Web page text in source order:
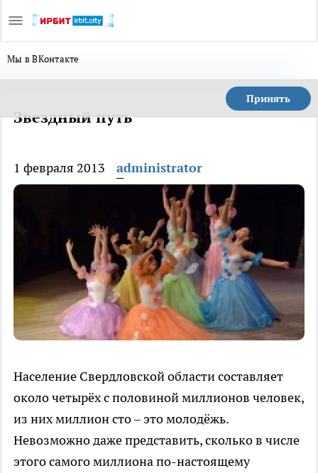
Мы в ВКонтакте
Принять
Звездный путь
1 февраля 2013 administrator
Население Свердловской области составляет
около четырёх с половиной миллионов человек,
из них миллион сто – это молодёжь.
Невозможно даже представить, сколько в числе
этого самого миллиона по-настоящему